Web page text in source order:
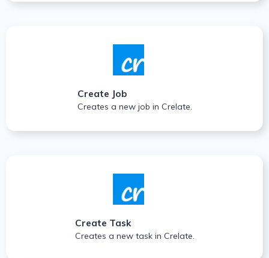
Create Job
Creates a new job in Crelate.
Create Task
Creates a new task in Crelate.